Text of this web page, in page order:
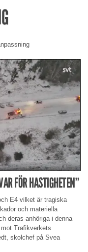
FÖR HASTIGHETEN”
E4 vilket är tragiska
och materiella
deras anhöriga i denna
Trafikverkets
skolchef på Svea